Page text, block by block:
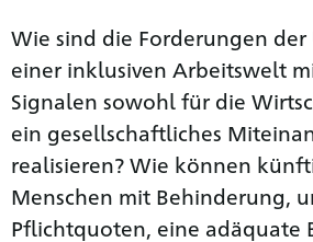
Wie sind die Forderungen der
einer inklusiven Arbeitswelt
Signalen sowohl für die
ein gesellschaftliches
realisieren? Wie können
Menschen mit Behinderung,
Pflichtquoten, eine adäquate